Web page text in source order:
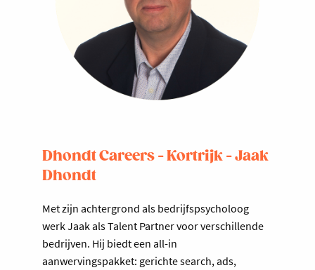
Dhondt Careers - Kortrijk - Jaak
Dhondt
Met zijn achtergrond als bedrijfspsycholoog
werk Jaak als Talent Partner voor verschillende
bedrijven. Hij biedt een all-in
aanwervingspakket: gerichte search, ads,